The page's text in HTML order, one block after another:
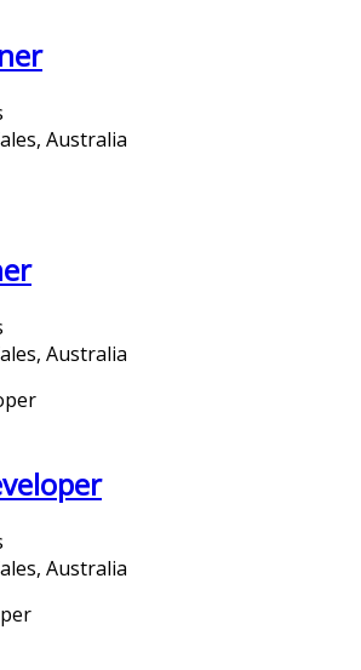
Australia
Australia
Australia